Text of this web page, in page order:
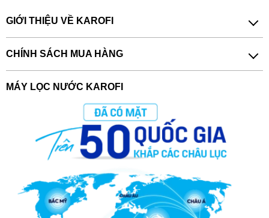
GIỚI THIỆU VỀ KAROFI
CHÍNH SÁCH MUA HÀNG
MÁY LỌC NƯỚC KAROFI